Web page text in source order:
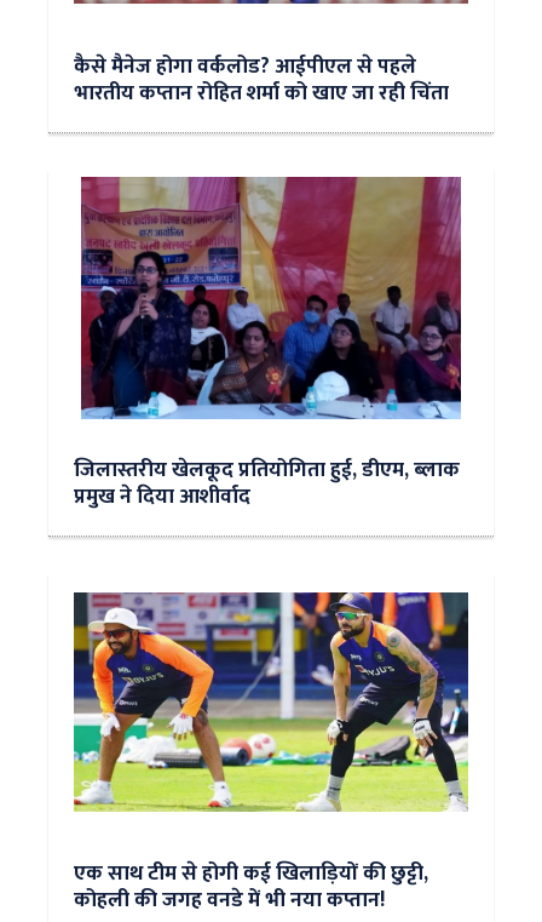
कैसे मैनेज होगा वर्कलोड? आईपीएल से पहले
भारतीय कप्तान रोहित शर्मा को खाए जा रही चिंता
जिलास्तरीय खेलकूद प्रतियोगिता हुई, डीएम, ब्लाक
प्रमुख ने दिया आशीर्वाद
एक साथ टीम से होगी कई खिलाड़ियों की छुट्टी,
कोहली की जगह वनडे में भी नया कप्तान!